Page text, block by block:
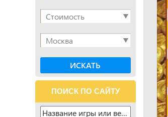
ПОИСК ПО САЙТУ